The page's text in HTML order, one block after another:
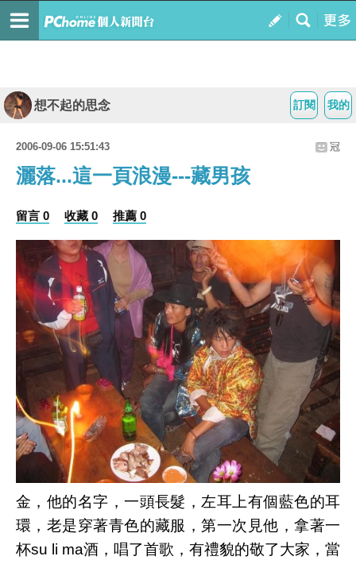
我的
訂閱
想不起的思念
2006-09-06 15:51:43 冠
灑落...這一頁浪漫---藏男孩
留言 0 收藏 0 推薦 0
金，他的名字，一頭長髮，左耳上有個藍色的耳
環，老是穿著青色的藏服，第一次見他，拿著一
杯su li ma酒，唱了首歌，有禮貌的敬了大家，當